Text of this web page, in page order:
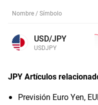
Nombre / Símbolo
USD/JPY
USDJPY
JPYArtículos
Previsión Euro Yen,